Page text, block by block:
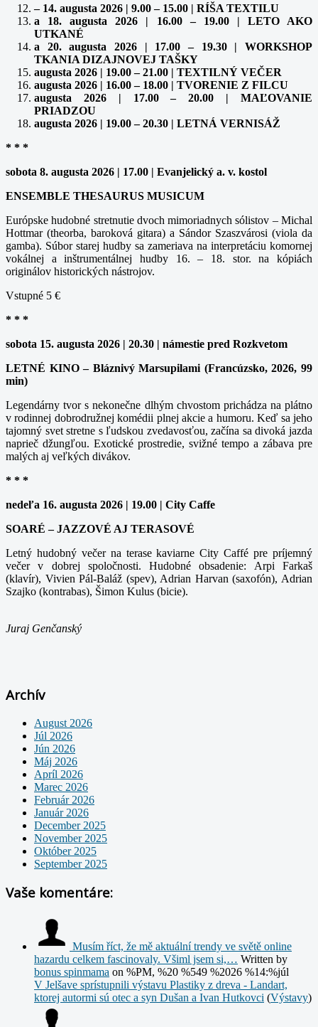
– 14. augusta 2026 | 9.00 – 15.00 | RÍŠA TEXTILU
a 18. augusta 2026 | 16.00 – 19.00 | LETO AKO
UTKANÉ
a 20. augusta 2026 | 17.00 – 19.30 | WORKSHOP
TKANIA DIZAJNOVEJ TAŠKY
augusta 2026 | 19.00 – 21.00 | TEXTILNÝ VEČER
augusta 2026 | 16.00 – 18.00 | TVORENIE Z FILCU
augusta 2026 | 17.00 – 20.00 | MAĽOVANIE
PRIADZOU
augusta 2026 | 19.00 – 20.30 | LETNÁ VERNISÁŽ
* * *
sobota 8. augusta 2026 | 17.00 | Evanjelický a. v. kostol
ENSEMBLE THESAURUS MUSICUM
Európske hudobné stretnutie dvoch mimoriadnych sólistov – Michal
Hottmar (theorba, baroková gitara) a Sándor Szaszvárosi (viola da
gamba). Súbor starej hudby sa zameriava na interpretáciu komornej
vokálnej a inštrumentálnej hudby 16. – 18. stor. na kópiách
originálov historických nástrojov.
Vstupné 5 €
* * *
sobota 15. augusta 2026 | 20.30 | námestie pred Rozkvetom
LETNÉ KINO – Bláznivý Marsupilami (Francúzsko, 2026, 99
min)
Legendárny tvor s nekonečne dlhým chvostom prichádza na plátno
v rodinnej dobrodružnej komédii plnej akcie a humoru. Keď sa jeho
tajomný svet stretne s ľudskou zvedavosťou, začína sa divoká jazda
naprieč džungľou. Exotické prostredie, svižné tempo a zábava pre
malých aj veľkých divákov.
* * *
nedeľa 16. augusta 2026 | 19.00 | City Caffe
SOARÉ – JAZZOVÉ AJ TERASOVÉ
Letný hudobný večer na terase kaviarne City Caffé pre príjemný
večer v dobrej spoločnosti. Hudobné obsadenie: Arpi Farkaš
(klavír), Vivien Pál-Baláž (spev), Adrian Harvan (saxofón), Adrian
Szajko (kontrabas), Šimon Kulus (bicie).
Juraj Genčanský
Archív
August 2026
Júl 2026
Jún 2026
Máj 2026
Apríl 2026
Marec 2026
Február 2026
Január 2026
December 2025
November 2025
Október 2025
September 2025
Vaše komentáre:
Musím říct, že mě aktuální trendy ve světě online
hazardu celkem fascinovaly. Všiml jsem si,… Written by
bonus spinmama on %PM, %20 %549 %2026 %14:%júl
V Jelšave sprístupnili výstavu Plastiky z dreva - Landart,
ktorej autormi sú otec a syn Dušan a Ivan Hutkovci (Výstavy)